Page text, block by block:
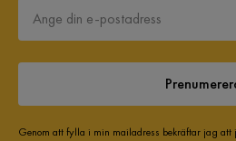
Genom att fylla i min mailadress bekräftar jag att